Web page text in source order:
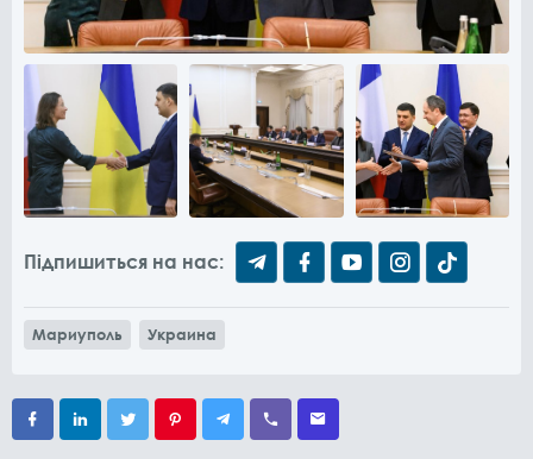
Підпишиться на нас:
Мариуполь Украина